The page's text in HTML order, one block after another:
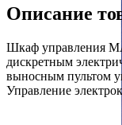
Описание
Шкаф управления
дискретным
выносным пультом
Управление